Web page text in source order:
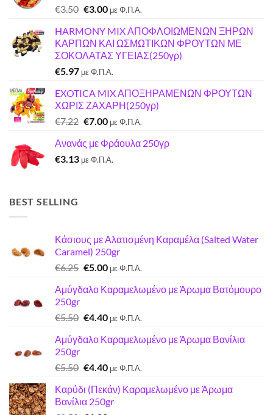
€3.50 Original
was:
€3.50.
€3.00Η
τιμή
είναι:
€3.00.
με Φ.Π.Α.
HARMONY MIX ΑΠΟΦΛΟΙΩΜΕΝΩΝ ΞΗΡΩΝ
ΚΑΡΠΩΝ ΚΑΙ ΩΣΜΩΤΙΚΩΝ ΦΡΟΥΤΩΝ ΜΕ
ΣΟΚΟΛΑΤΑΣ ΥΓΕΙΑΣ(250γρ)
€5.97 με Φ.Π.Α.
EXOTICA MIX ΑΠΟΞΗΡΑΜΕΝΩΝ ΦΡΟΥΤΩΝ
ΧΩΡΙΣ ΖΑΧΑΡΗ(250γρ)
€7.22 Original
was:
€7.22.
€7.00Η
τιμή
είναι:
με Φ.Π.Α.
Ανανάς με Φράουλα 250γρ
€3.13 με Φ.Π.Α.
BEST SELLING
Κάσιους με Αλατισμένη Καραμέλα (Salted Water
Caramel) 250gr
€6.25 Original
was:
€5.00Η
τιμή
€5.00.
με Φ.Π.Α.
Αμύγδαλο Καραμελωμένο με Άρωμα Βατόμουρο
250gr
€5.50 Original
was:
€4.40Η
τιμή
€4.40.
με Φ.Π.Α.
Αμύγδαλο Καραμελωμένο με Άρωμα Βανίλια
250gr
€5.50 Original
was:
€5.50.
€4.40Η
τιμή
είναι:
με Φ.Π.Α.
Καρύδι (Πεκάν) Καραμελωμένο με Άρωμα
Βανίλια 250gr